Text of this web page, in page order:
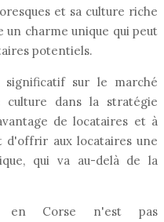
et sa culture riche
un charme unique qui peut
potentiels.
sur le marché
dans la stratégie
de locataires et à
d'offrir aux locataires une
qui va au-delà de la
en Corse n'est pas